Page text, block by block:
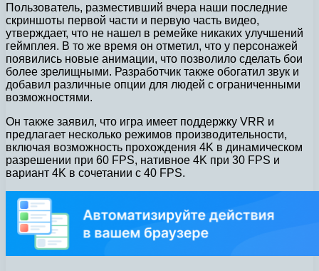
Пользователь, разместивший вчера наши последние
скриншоты первой части и первую часть видео,
утверждает, что не нашел в ремейке никаких улучшений
геймплея. В то же время он отметил, что у персонажей
появились новые анимации, что позволило сделать бои
более зрелищными. Разработчик также обогатил звук и
добавил различные опции для людей с ограниченными
возможностями.
Он также заявил, что игра имеет поддержку VRR и
предлагает несколько режимов производительности,
включая возможность прохождения 4K в динамическом
разрешении при 60 FPS, нативное 4K при 30 FPS и
вариант 4K в сочетании с 40 FPS.